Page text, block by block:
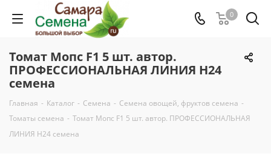
0
Томат Мопс F1 5 шт. автор.
ПРОФЕССИОНАЛЬНАЯ ЛИНИЯ Н24
семена
Главная - Каталог - Семена - Семена овощей, фруктов семена -
Томаты семена - Томат Мопс F1 5 шт. автор. ПРОФЕССИОНАЛЬНАЯ
ЛИНИЯ Н24 семена